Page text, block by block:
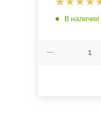
В наличии